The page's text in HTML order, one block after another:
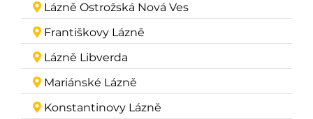
Lázně Ostrožská Nová Ves
Františkovy Lázně
Lázně Libverda
Mariánské Lázně
Konstantinovy Lázně